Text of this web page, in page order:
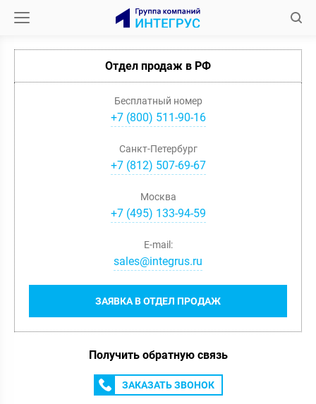
Отдел продаж в РФ
Бесплатный номер
+7 (800) 511-90-16
Санкт-Петербург
+7(812) 507-69-67
Москва
+7(495) 133-94-59
ЗАЯВКА В ОТДЕЛ ПРОДАЖ
E-mail:
sales@integrus.ru
Получить обратную связь
ЗАКАЗАТЬ ЗВОНОК